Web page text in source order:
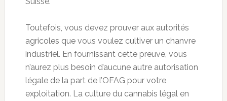
Toutefois, vous devez prouver aux autorités
agricoles que vous voulez cultiver un chanvre
industriel. En fournissant cette preuve, vous
n’aurez plus besoin d’aucune autre autorisation
légale de la part de l’OFAG pour votre
exploitation. La culture du cannabis légal en